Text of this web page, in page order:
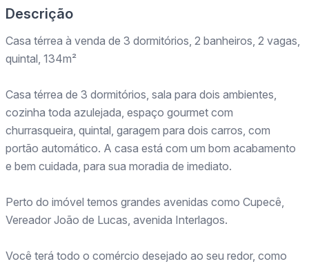
Descrição
Casa térrea à venda de 3 dormitórios, 2 banheiros, 2 vagas,
quintal, 134m²
Casa térrea de 3 dormitórios, sala para dois ambientes,
cozinha toda azulejada, espaço gourmet com
churrasqueira, quintal, garagem para dois carros, com
portão automático. A casa está com um bom acabamento
e bem cuidada, para sua moradia de imediato.
Perto do imóvel temos grandes avenidas como Cupecê,
Vereador João de Lucas, avenida Interlagos.
Você terá todo o comércio desejado ao seu redor, como